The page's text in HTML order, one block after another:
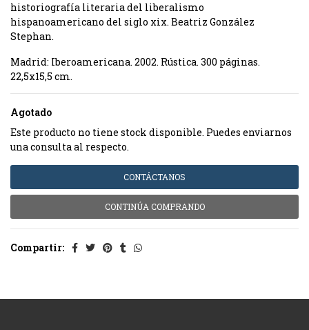
historiografía literaria del liberalismo
hispanoamericano del siglo xix. Beatriz González
Stephan.
Madrid: Iberoamericana. 2002. Rústica. 300 páginas.
22,5x15,5 cm.
Agotado
Este producto no tiene stock disponible. Puedes enviarnos
una consulta al respecto.
CONTÁCTANOS
CONTINÚA COMPRANDO
Compartir: